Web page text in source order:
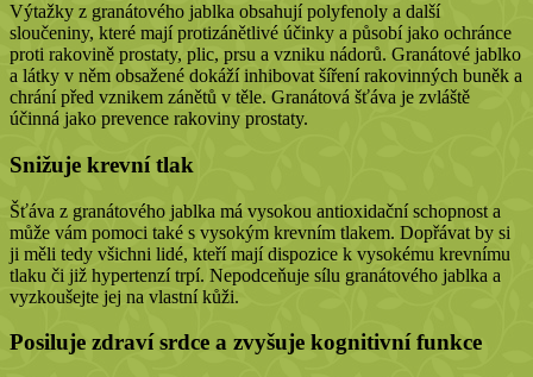
Výtažky z granátového jablka obsahují polyfenoly a další
sloučeniny, které mají protizánětlivé účinky a působí jako ochránce
proti rakovině prostaty, plic, prsu a vzniku nádorů. Granátové jablko
a látky v něm obsažené dokáží inhibovat šíření rakovinných buněk a
chrání před vznikem zánětů v těle. Granátová šťáva je zvláště
účinná jako prevence rakoviny prostaty.
Snižuje krevní tlak
Šťáva z granátového jablka má vysokou antioxidační schopnost a
může vám pomoci také s vysokým krevním tlakem. Dopřávat by si
ji měli tedy všichni lidé, kteří mají dispozice k vysokému krevnímu
tlaku či již hypertenzí trpí. Nepodceňuje sílu granátového jablka a
vyzkoušejte jej na vlastní kůži.
Posiluje zdraví srdce a zvyšuje kognitivní funkce